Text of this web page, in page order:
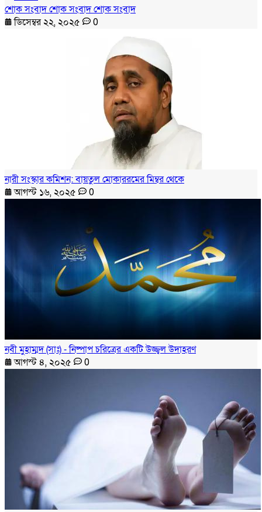
শোক সংবাদ শোক সংবাদ শোক সংবাদ
ডিসেম্বর ২২, ২০২৫
0
নারী সংস্কার কমিশন: বায়তুল মোকাররমের মিম্বর থেকে
আগস্ট ১৬, ২০২৫
0
নবী মুহাম্মদ (সাঃ) - নিষ্পাপ চরিত্রের একটি উজ্জ্বল উদাহরণ
আগস্ট ৪, ২০২৫
0